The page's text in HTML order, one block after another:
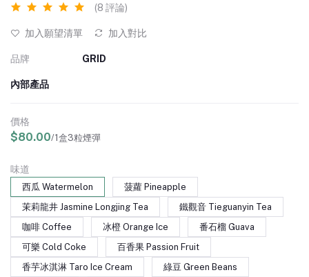
(8 評論)
加入願望清單 加入對比
品牌 GRID
內部產品
價格
$80.00/1盒3粒煙彈
味道
西瓜 Watermelon
菠蘿 Pineapple
茉莉龍井 Jasmine Longjing Tea
鐵觀音 Tieguanyin Tea
咖啡 Coffee
冰橙 Orange Ice
番石榴 Guava
可樂 Cold Coke
百香果 Passion Fruit
香芋冰淇淋 Taro Ice Cream
綠豆 Green Beans